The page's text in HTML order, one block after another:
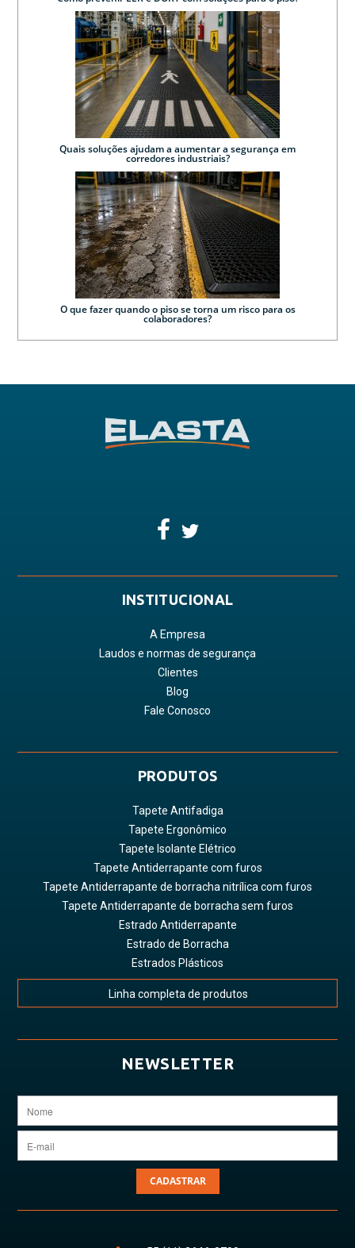
Quais soluções ajudam a aumentar a segurança em
corredores industriais?
O que fazer quando o piso se torna um risco para os
colaboradores?
INSTITUCIONAL
A Empresa
Laudos e normas de segurança
Clientes
Blog
Fale Conosco
PRODUTOS
Tapete Antifadiga
Tapete Ergonômico
Tapete Isolante Elétrico
Tapete Antiderrapante com furos
Tapete Antiderrapante de borracha nitrílica com furos
Tapete Antiderrapante de borracha sem furos
Estrado Antiderrapante
Estrado de Borracha
Estrados Plásticos
Linha completa de produtos
NEWSLETTER
CADASTRAR